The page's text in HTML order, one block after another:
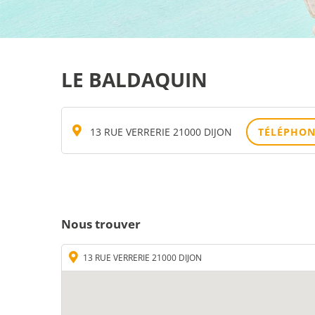
LE BALDAQUIN
13 RUE VERRERIE 21000 DIJON
Nous trouver
13 RUE VERRERIE 21000 DIJON